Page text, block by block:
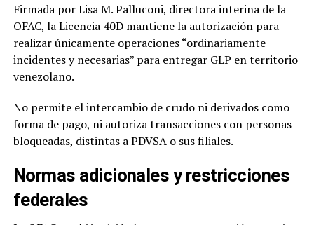
Firmada por Lisa M. Palluconi, directora interina de la
OFAC, la Licencia 40D mantiene la autorización para
realizar únicamente operaciones “ordinariamente
incidentes y necesarias” para entregar GLP en territorio
venezolano.
No permite el intercambio de crudo ni derivados como
forma de pago, ni autoriza transacciones con personas
bloqueadas, distintas a PDVSA o sus filiales.
Normas adicionales y restricciones
federales